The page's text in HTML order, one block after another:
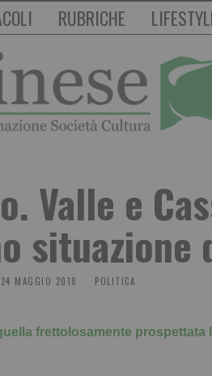
RUBRICHE
Valle e
situazione
24 MAGGIO 2018 POLITICA
frettolosamente prospettata